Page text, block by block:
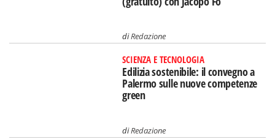
diRedazione
SCIENZA E TECNOLOGIA
Edilizia sostenibile: il convegno a
Palermo sulle nuove competenze
green
diRedazione